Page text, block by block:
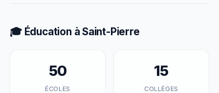
🎓 Éducation à Saint-Pierre
50
ÉCOLES
15
COLLÈGES